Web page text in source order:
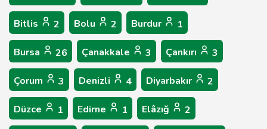
Bitlis 2 Bolu 2 Burdur 1
Bursa 26 Çanakkale 3 Çankırı 3
Çorum 3 Denizli 4 Diyarbakır 2
Düzce 1 Edirne 1 Elâzığ 2